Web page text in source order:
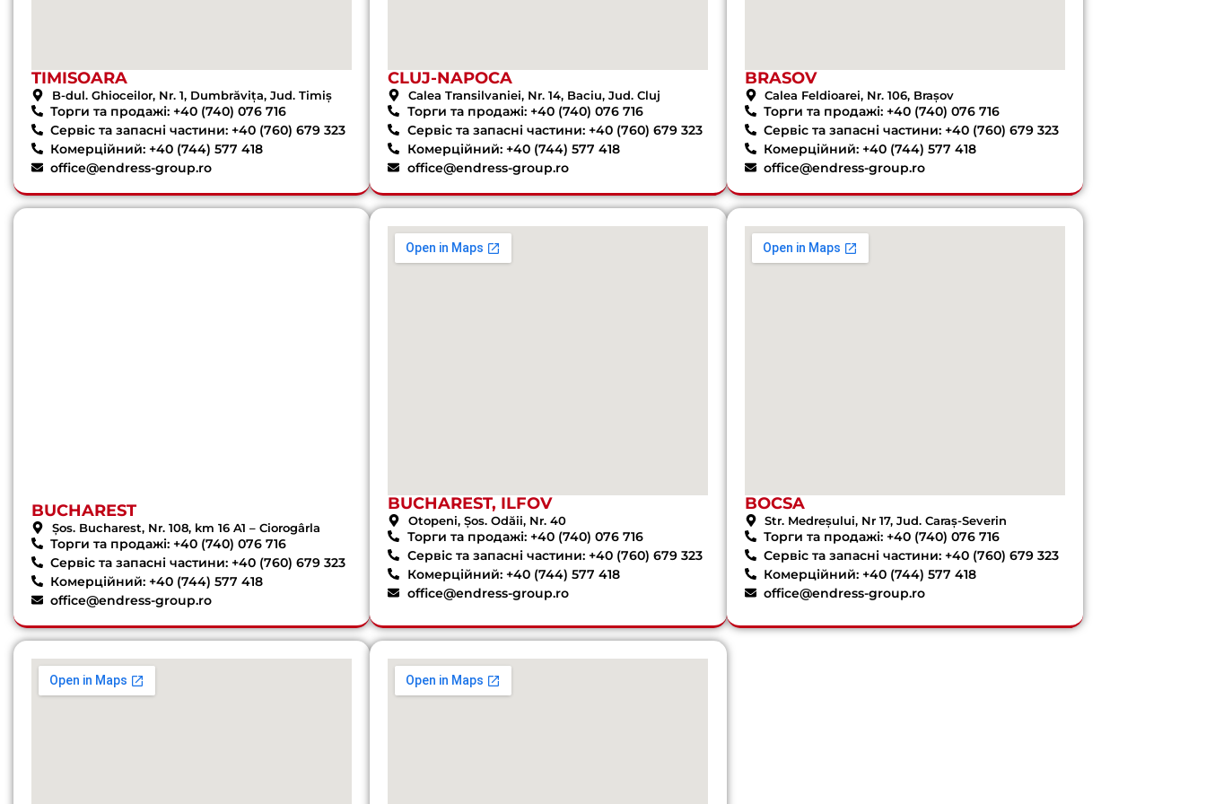
TIMISOARA
B-dul. Ghioceilor, Nr. 1, Dumbrăvița, Jud. Timiș
Торги та продажі: +40 (740) 076 716
Сервіс та запасні частини: +40 (760) 679 323
Комерційний: +40 (744) 577 418
office@endress-group.ro
CLUJ-NAPOCA
Calea Transilvaniei, Nr. 14, Baciu, Jud. Cluj
Торги та продажі: +40 (740) 076 716
Сервіс та запасні частини: +40 (760) 679 323
Комерційний: +40 (744) 577 418
office@endress-group.ro
BRASOV
Calea Feldioarei, Nr. 106, Brașov
Торги та продажі: +40 (740) 076 716
Сервіс та запасні частини: +40 (760) 679 323
Комерційний: +40 (744) 577 418
office@endress-group.ro
BUCHAREST
Șos. Bucharest, Nr. 108, km 16 A1 – Ciorogârla
Торги та продажі: +40 (740) 076 716
Сервіс та запасні частини: +40 (760) 679 323
Комерційний: +40 (744) 577 418
office@endress-group.ro
BUCHAREST, ILFOV
Otopeni, Șos. Odăii, Nr. 40
Торги та продажі: +40 (740) 076 716
Сервіс та запасні частини: +40 (760) 679 323
Комерційний: +40 (744) 577 418
office@endress-group.ro
BOCSA
Str. Medreșului, Nr 17, Jud. Caraș-Severin
Торги та продажі: +40 (740) 076 716
Сервіс та запасні частини: +40 (760) 679 323
Комерційний: +40 (744) 577 418
office@endress-group.ro